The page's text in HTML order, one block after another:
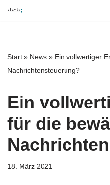
springen
Start » News » Ein vollwertiger
Nachrichtensteuerung?
Ein
für die
18. März 2021